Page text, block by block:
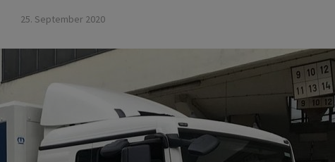
25. September 2020